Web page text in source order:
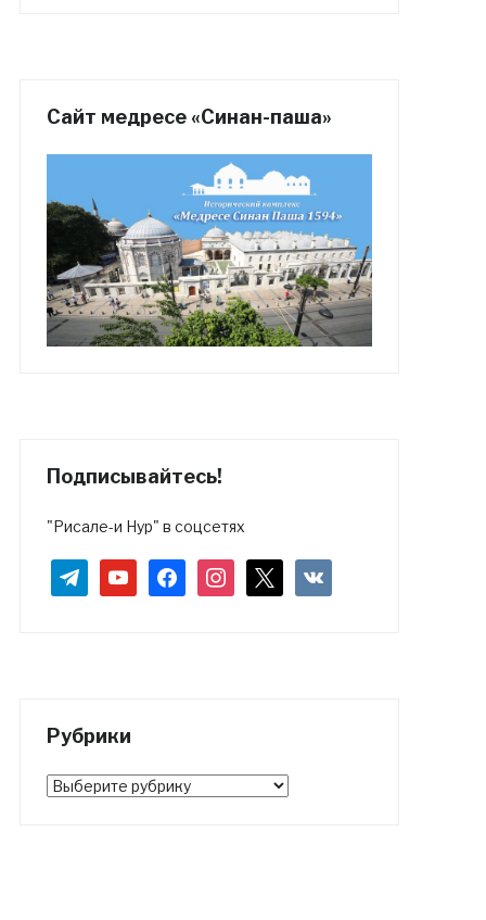
Сайт медресе «Синан-паша»
Подписывайтесь!
"Рисале-и Нур" в соцсетях
telegramyoutubefacebookinstagram vkontakte
Рубрики
Рубрики